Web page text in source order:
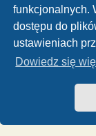
funkcjonalnych.
dostępu do
ustawieniach
Dowiedz się
Technologię